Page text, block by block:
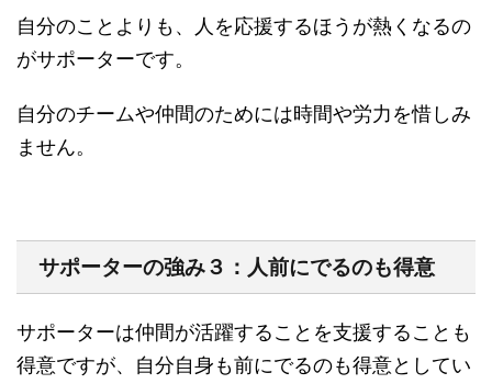
自分のことよりも、人を応援するほうが熱くなるの
がサポーターです。
自分のチームや仲間のためには時間や労力を惜しみ
ません。
サポーターの強み３：人前にでるのも得意
サポーターは仲間が活躍することを支援することも
得意ですが、自分自身も前にでるのも得意としてい